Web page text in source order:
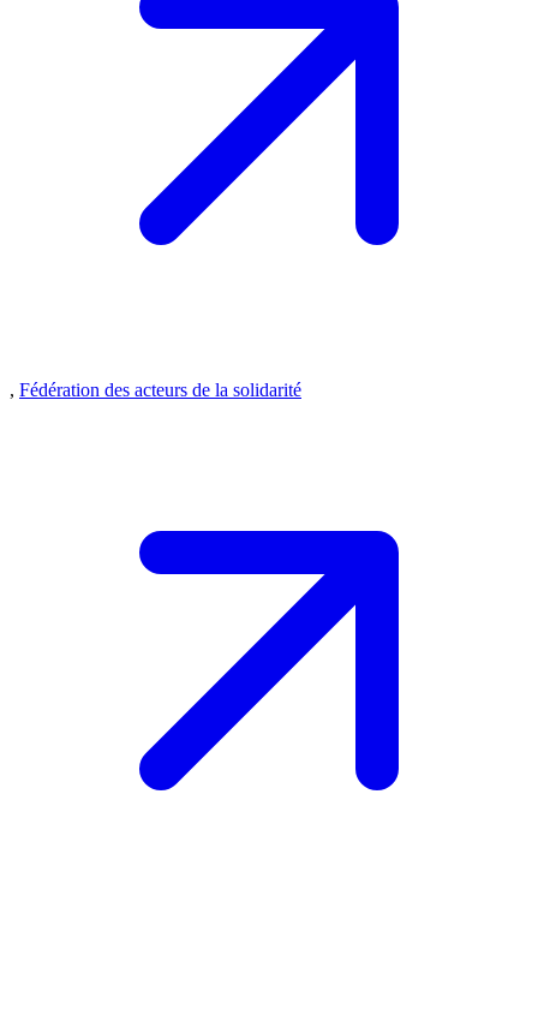
, Fédération des acteurs de la solidarité